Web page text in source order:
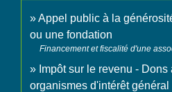
Appel public à la
ou une fondation
Financement et fiscalité d'une
Impôt sur le revenu -
organismes d'intérêt général